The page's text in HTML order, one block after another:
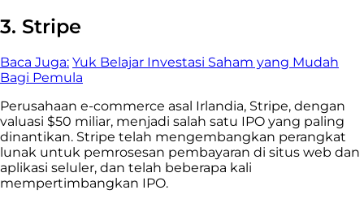
3. Stripe
Baca Juga: Yuk Belajar Investasi Saham yang Mudah
Bagi Pemula
Perusahaan e-commerce asal Irlandia, Stripe, dengan
valuasi $50 miliar, menjadi salah satu IPO yang paling
dinantikan. Stripe telah mengembangkan perangkat
lunak untuk pemrosesan pembayaran di situs web dan
aplikasi seluler, dan telah beberapa kali
mempertimbangkan IPO.